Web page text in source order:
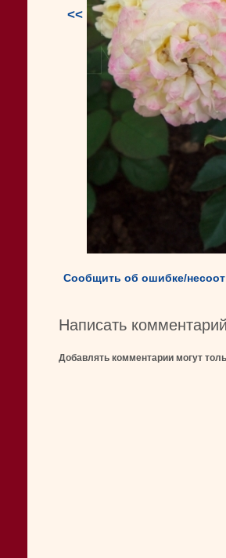
<<
Сообщить об ошибке/
Написать комментарий
Добавлять комментарии могут